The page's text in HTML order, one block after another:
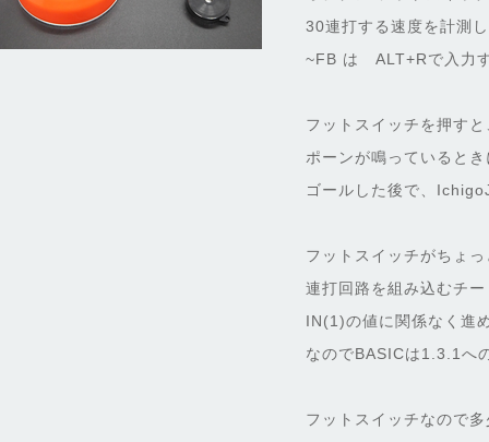
30連打する速度を計測
~FB は ALT+Rで入力
フットスイッチを押
ポーンが鳴っていると
ゴールした後で、
フットスイッチがちょ
連打回路を組み込むチ
IN(1)の値に関係なく進
なのでBASICは1.3.1へ
フットスイッチなので